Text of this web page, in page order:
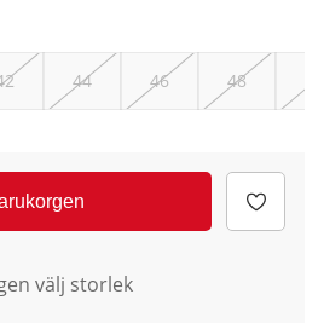
44 46 48
välj storlek